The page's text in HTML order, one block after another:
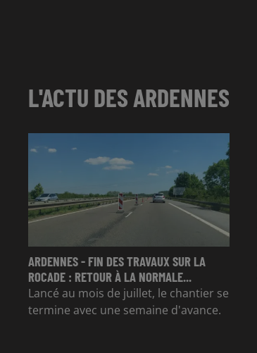
L'ACTU DES ARDENNES
ARDENNES - FIN DES TRAVAUX SUR LA
ROCADE : RETOUR À LA NORMALE...
Lancé au mois de juillet, le chantier se
termine avec une semaine d'avance.